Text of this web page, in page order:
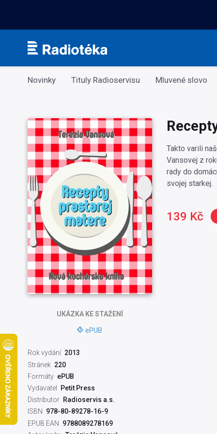
Kategorie
Novinky Tituly Radioservisu Mluvené slovo
UKÁZKAKE STAŽENÍ
ePUB
Rok vydání 2013
Stránek 220
Formáty ePUB
Vydavatel
Petit Press
Distributor Radioservis a.s.
ISBN
978-80-89278-16-9
EPUB EAN 9788089278169
Takto varili
Vansovej z
rady do
svojej starkej.
139 Kč